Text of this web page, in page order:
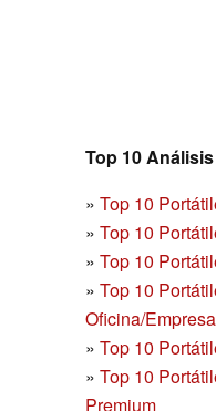
Top 10 Análisis
» Top 10
» Top 10
» Top 10
» Top 10
Oficina/Empresa
» Top 10
» Top 10
Premium